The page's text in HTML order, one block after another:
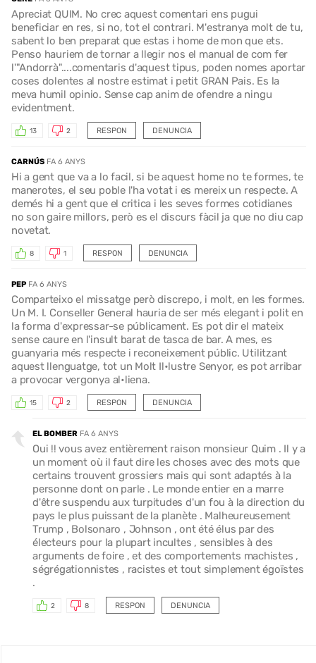
Apreciat QUIM. No crec aquest comentari ens pugui
beneficiar en res, si no, tot el contrari. M'estranya molt de tu,
sabent lo ben preparat que estas i home de mon que ets.
Penso hauriem de tornar a llegir nos el manual de com fer
l'"Andorrà"....comentaris d'aquest tipus, poden nomes aportar
coses dolentes al nostre estimat i petit GRAN Pais. Es la
meva humil opinio. Sense cap anim de ofendre a ningu
evidentment.
RESPON
13 2 DENUNCIA
CARNÚS FA 6 ANYS
Hi a gent que va a lo facil, si be aquest home no te formes, te
manerotes, el seu poble l'ha votat i es mereix un respecte. A
demés hi a gent que el critica i les seves formes cotidianes
no son gaire millors, però es el discurs fàcil ja que no diu cap
novetat.
RESPON
8 1 DENUNCIA
PEP FA 6 ANYS
Comparteixo el missatge però discrepo, i molt, en les formes.
Un M. I. Conseller General hauria de ser més elegant i polit en
la forma d'expressar-se públicament. Es pot dir el mateix
sense caure en l'insult barat de tasca de bar. A mes, es
guanyaria més respecte i reconeixement públic. Utilitzant
aquest llenguatge, tot un Molt Il•lustre Senyor, es pot arribar
a provocar vergonya al•liena.
RESPON
15 2 DENUNCIA
EL BOMBER FA 6 ANYS
Oui !! vous avez entièrement raison monsieur Quim . Il y a
un moment où il faut dire les choses avec des mots que
certains trouvent grossiers mais qui sont adaptés à la
personne dont on parle . Le monde entier en a marre
d'être suspendu aux turpitudes d'un fou à la direction du
pays le plus puissant de la planète . Malheureusement
Trump , Bolsonaro , Johnson , ont été élus par des
électeurs pour la plupart incultes , sensibles à des
arguments de foire , et des comportements machistes ,
ségrégationnistes , racistes et tout simplement égoïstes
.
RESPON
2 8 DENUNCIA